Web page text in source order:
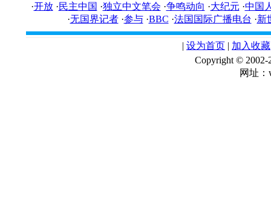
·开放·民主中国 ·独立中文笔会 ·争鸣动向 ·大纪元 ·中国
·无国界记者·参与·BBC ·法国国际广播电台 ·新
| 设为首页 | 加入收藏
Copyright ©
网址：